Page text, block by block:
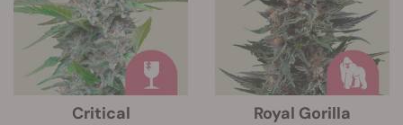
Critical Royal Gorilla